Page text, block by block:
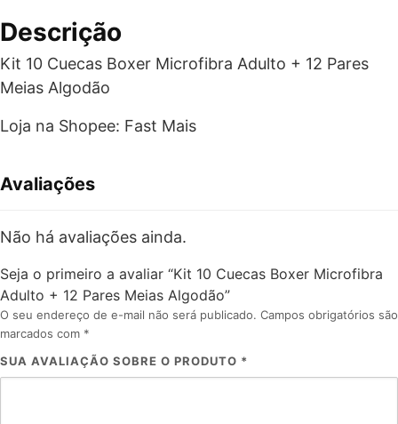
Descrição
Kit 10 Cuecas Boxer Microfibra Adulto + 12 Pares
Meias Algodão
Loja na Shopee: Fast Mais
Avaliações
Não há avaliações ainda.
Seja o primeiro a avaliar “Kit 10 Cuecas Boxer Microfibra
Adulto + 12 Pares Meias Algodão”
O seu endereço de e-mail não será publicado. Campos obrigatórios são
marcados com *
SUA AVALIAÇÃO SOBRE O PRODUTO *